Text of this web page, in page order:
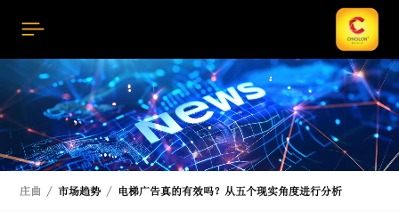
庄曲 市场趋势 电梯广告真的有效吗？从五个现实角度进行分析